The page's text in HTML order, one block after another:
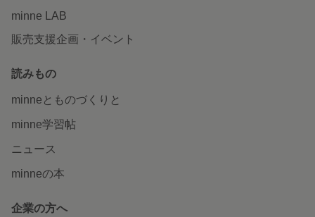
minne LAB
販売支援企画・イベント
読みもの
minneとものづくりと
minne学習帖
ニュース
minneの本
企業の方へ